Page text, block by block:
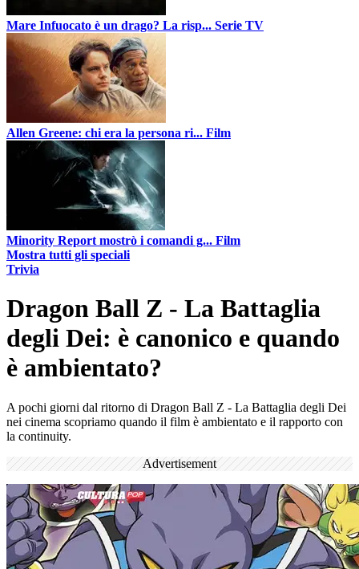
Mare Infuocato è un drago? La risp... Serie TV
Allen Greene: chi era la persona ri... Film
Minority Report mostrò i comandi g... Film
Mostra tutti gli speciali
Trivia
Dragon Ball Z - La Battaglia
degli Dei: è canonico e quando
è ambientato?
A pochi giorni dal ritorno di Dragon Ball Z - La Battaglia degli Dei
nei cinema scopriamo quando il film è ambientato e il rapporto con
la continuity.
Advertisement